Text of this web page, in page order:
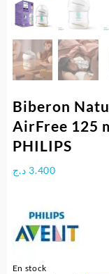
Biberon
AirFree 125
PHILIPS
3.400 د.ج
En stock